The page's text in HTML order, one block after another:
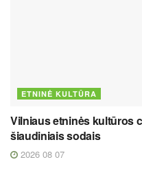
ETNINĖ KULTŪRA
Vilniaus etninės kultūros
šiaudiniais sodais
2026 08 07